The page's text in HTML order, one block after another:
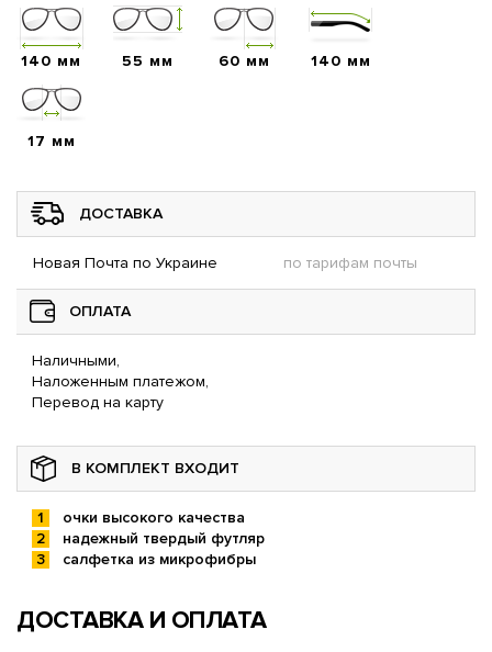
140 мм 55 мм 60 мм 140 мм
17 мм
ДОСТАВКА
Новая Почта по Украине по тарифам почты
ОПЛАТА
Наличными,
Наложенным платежом,
Перевод на карту
В КОМПЛЕКТ ВХОДИТ
очки высокого качества
надежный твердый футляр
салфетка из микрофибры
ДОСТАВКА И ОПЛАТА